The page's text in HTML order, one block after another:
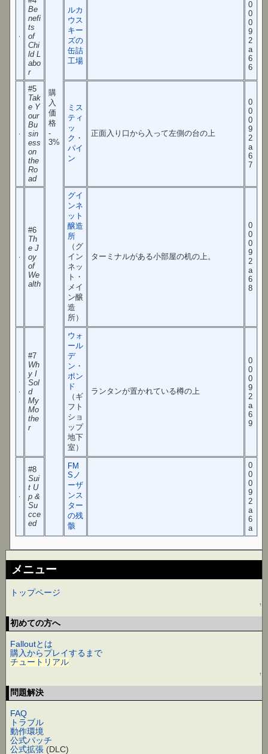
購
入
価
格
-
3%
Be
nefi
ts
of
Chi
ld L
abo
r
ルカ
ウス
キー
ズの
缶詰
工場
0
0
0
9
2
a
6
6
#5
Tak
e Y
our
Bu
sin
ess
on
the
Ro
ad
ミス
ティ
ッ
ク・
パイ
ン
正面入り口から入って左側の台の上
0
0
0
9
2
a
6
7
#6
Th
e J
oy
of
We
alth
グイ
ンネ
ット
醸造
所
（グ
イン
ネッ
ト・
メイ
ン醸
造
所）
ターミナルがある小部屋の机の上。
0
0
0
9
2
a
6
8
#7
Wh
y I
Sol
d
My
Mo
the
r
ウォ
ール
デ
ン・
ポン
ド
（ギ
フト
ショ
ップ
地下
室）
ランタンが置かれている樽の上
0
0
0
9
2
a
6
9
#8
Sui
t U
p &
Su
cce
ed
FM
Sノ
ーザ
ンス
ター
の残
骸
0
0
0
9
2
a
6
a
メニュー
トップページ
↑
初めての方へ
Falloutとは
購入からプレイするまで
チュートリアル
↑
問題解決
FAQ
トラブル
動作環境
公式パッチ
公式拡張 (DLC)